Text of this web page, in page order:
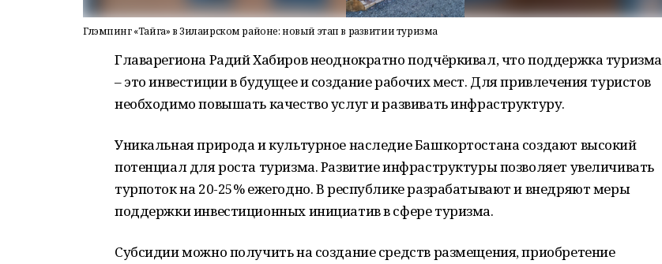
Глэмпинг «Тайга» в Зилаирском районе: новый этап в развитии туризма
Главарегиона Радий Хабиров неоднократно подчёркивал, что поддержка туризма
– это инвестиции в будущее и создание рабочих мест. Для привлечения туристов
необходимо повышать качество услуг и развивать инфраструктуру.
Уникальная природа и культурное наследие Башкортостана создают высокий
потенциал для роста туризма. Развитие инфраструктуры позволяет увеличивать
турпоток на 20-25% ежегодно. В республике разрабатывают и внедряют меры
поддержки инвестиционных инициатив в сфере туризма.
Субсидии можно получить на создание средств размещения, приобретение